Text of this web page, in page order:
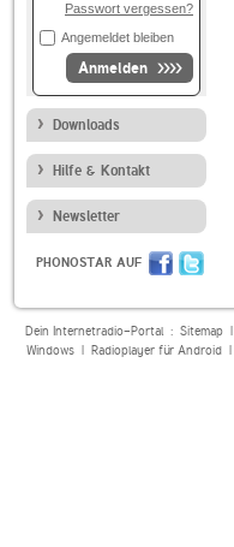
Passwort vergessen?
Angemeldet bleiben
Anmelden
Downloads
Hilfe & Kontakt
Newsletter
PHONOSTAR AUF
Dein Internetradio-Portal : Sitemap|
Windows| Radioplayer für Android|